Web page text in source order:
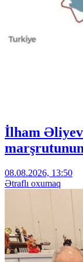
İlham Əliyev
08.08.2026, 13:50
Ətraflı oxumaq